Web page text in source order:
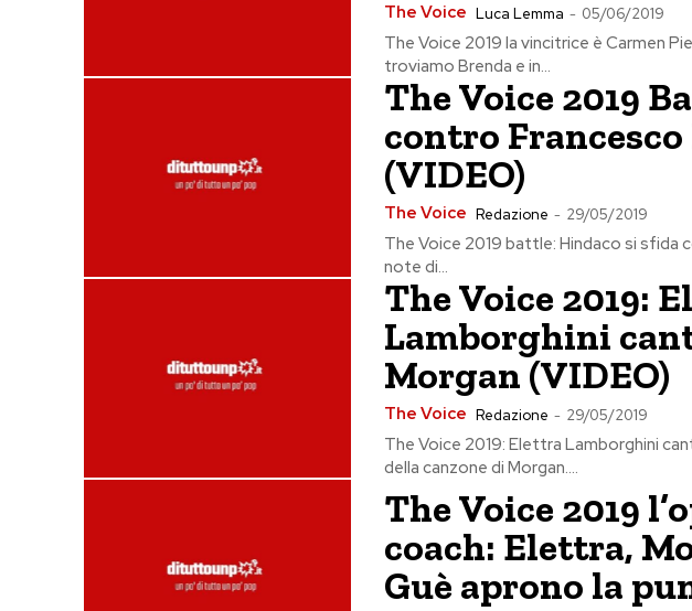
The Voice Luca Lemma - 05/06/2019
The Voice 2019 la vincitrice è Carmen
troviamo Brenda e in...
The Voice 2019
contro
(VIDEO)
The Voice Redazione - 29/05/2019
The Voice 2019 battle: Hindaco si sfida
note di...
The Voice 2019:
Lamborghini
Morgan (VIDEO)
The Voice Redazione - 29/05/2019
The Voice 2019: Elettra Lamborghini
della canzone di Morgan....
The Voice 2019
coach: Elettra,
Guè aprono la